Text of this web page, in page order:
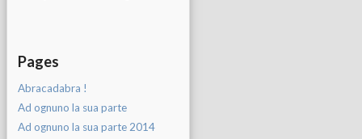
Pages
Abracadabra !
Ad ognuno la sua parte
Ad ognuno la sua parte 2014